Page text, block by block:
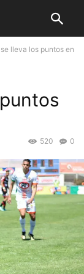
lleva los puntos en
0
520